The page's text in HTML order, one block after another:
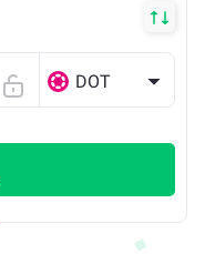
DOT